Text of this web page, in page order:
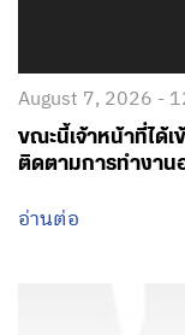
August 7, 2026 -
ขณะนี้เจ้าหน้าที่ได้
ติดตามการทำงาน
อ่านต่อ